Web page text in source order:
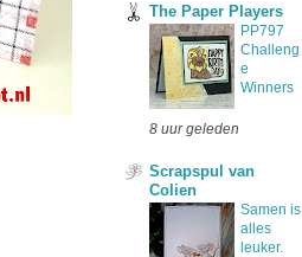
The Paper Players
PP797
Challeng
e
Winners
8 uur geleden
Scrapspul van
Colien
Samen is
alles
leuker.